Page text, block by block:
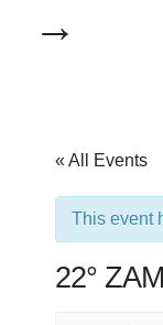
→
« All Events
This event
22°